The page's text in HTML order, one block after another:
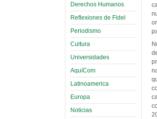
Derechos Humanos
Reflexiones de Fidel
Periodismo
Cultura
Universidades
AquíCom
Latinoamerica
Europa
Noticias